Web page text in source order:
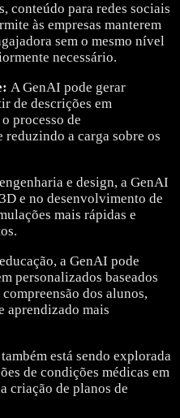
conteúdo para redes sociais
às empresas manterem
sem o mesmo nível
necessário.
A GenAI pode gerar
de descrições em
processo de
a carga sobre os
e design, a GenAI
e no desenvolvimento de
mais rápidas e
a GenAI pode
personalizados baseados
dos alunos,
aprendizado mais
está sendo explorada
de condições médicas em
criação de planos de